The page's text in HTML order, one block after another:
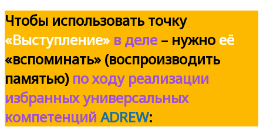
Чтобы использовать точку
«Выступление» в деле – нужно её
«вспоминать» (воспроизводить
памятью) по ходу реализации
избранных универсальных
компетенций ADREW: